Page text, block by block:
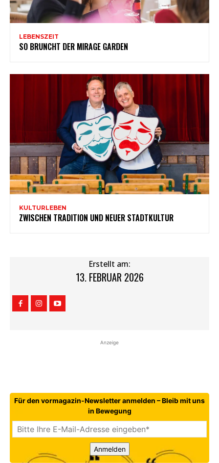
LEBENSZEIT
SO BRUNCHT DER MIRAGE GARDEN
KULTURLEBEN
ZWISCHEN TRADITION UND NEUER STADTKULTUR
Erstellt am:
13. FEBRUAR 2026
Anzeige
Für den vormagazin-Newsletter anmelden – Bleib mit uns
in Bewegung
Anmelden